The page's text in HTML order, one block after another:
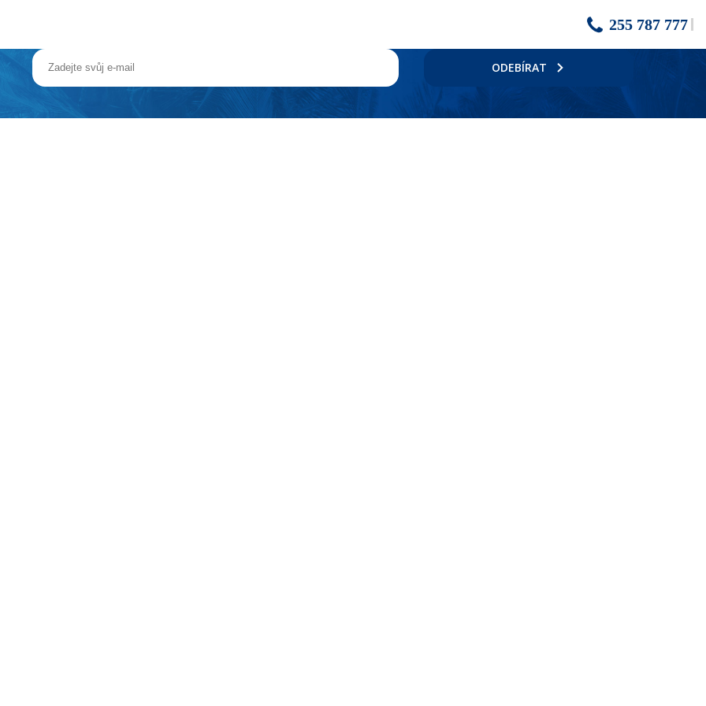
255 787 777
(osoba od 16 let, splatný při příjezdu v recepci v hotovosti), dopravu.
nápojů, nápoje při večeři nejsou v ceně), plná penze nebo all inclusive za příplatek.
all inclusive 740 Kč/os./noc (v období 3.7.-29.8.2026 - 860 Kč/os./noc), all inclusive dítě do 12 let 320 Kč/noc (v období
ve Francii a ve Španělsku (vzdálenost Praha - Costa Brava je cca 1.750 km). Většina dálničních úseků je zpoplatněna.
výlohy, storno zájezdu do 30 tis. Kč, pojištění zavazadel) - dítě do 15 let 35 Kč/den, osoba 15-69 let 50 Kč/den, osoba nad 70 let 85
letoviska Tossa de Mar, asi 300 metrů od historického centra s úzkými uličkami, plnými restaurací a obchůdků, od písečné pláže je hotel
bazén, dětský bazén, opalovací terasa s lehátky a slunečníky zdarma, bar u bazénu, lobby bar, TV místnost, konferenční místnost, herna,
(za poplatek), bezbariérový přístup, místnost na zavazadla, taneční večery, bohaté animační programy pro děti i dospělé, vlastní
sociálním zařízením, fénem, telefonem, SAT/TV, klimatizací a balkonem, trezor za poplatek, wi-fi připojení zdarma, v nedávné době
ODEBÍRAT